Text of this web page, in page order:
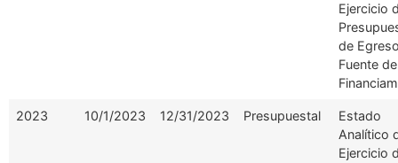
Ejercicio
de
Fuente de
2023 10/1/2023 12/31/2023 Presupuestal
Estado
Analítico
Ejercicio